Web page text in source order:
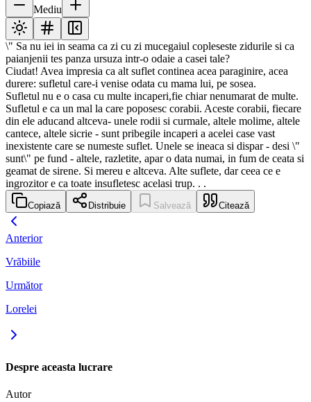
Mediu
\" Sa nu iei in seama ca zi cu zi mucegaiul copleseste zidurile si ca
paianjenii tes panza ursuza intr-o odaie a casei tale?
Ciudat! Avea impresia ca alt suflet continea acea paraginire, acea
durere: sufletul care-i venise odata cu mama lui, pe sosea.
Sufletul nu e o casa cu multe incaperi,fie chiar nenumarat de multe.
Sufletul e ca un mal la care poposesc corabii. Aceste corabii, fiecare
din ele aducand altceva- unele rodii si curmale, altele molime, altele
cantece, altele sicrie - sunt pribegile incaperi a acelei case vast
inexistente care se numeste suflet. Unele se ineaca si dispar - desi \"
sunt\" pe fund - altele, razletite, apar o data numai, in fum de ceata si
geamat de sirene. Si mereu e altceva. Alte suflete, dar ceea ce e
ingrozitor e ca toate insufletesc acelasi trup. . .
Copiază Distribuie Salvează Citează
Anterior
Vrăbiile
Următor
Lorelei
Despre aceasta lucrare
Autor